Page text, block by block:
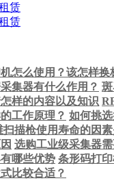
赁
赁
么使用？该怎样换标签
采集器有什么作用？
怎样的内容以及知识
工作原理？ 如何挑
扫描枪使用寿命的因
选购工业级采集器
哪些优势 条形码打印
比较合适？